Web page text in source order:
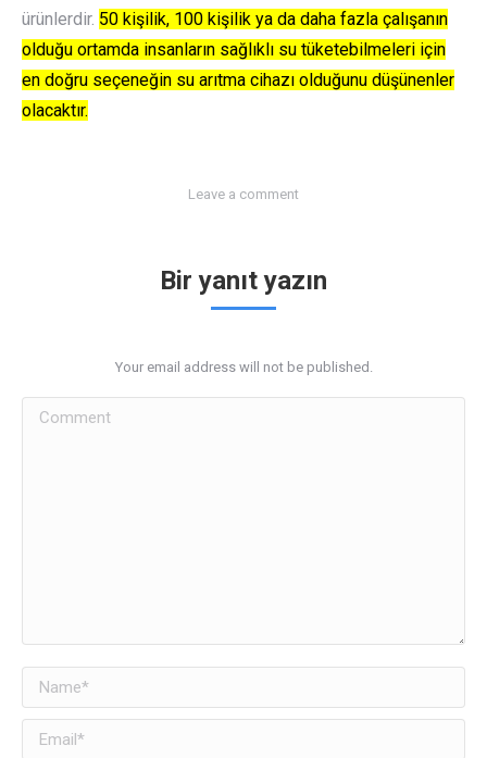
ürünlerdir. 50 kişilik, 100 kişilik ya da daha fazla çalışanın
olduğu ortamda insanların sağlıklı su tüketebilmeleri için
en doğru seçeneğin su arıtma cihazı olduğunu düşünenler
olacaktır.
Leave a comment
Bir yanıt yazın
Your email address will not be published.
Comment
Name *
Email *